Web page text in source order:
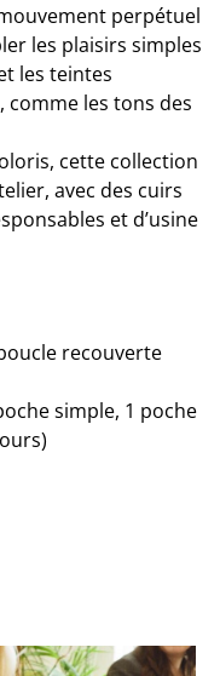
perpétuel
les plaisirs simples
les teintes
comme les tons des
cette collection
avec des cuirs
et d’usine
recouverte
simple, 1 poche